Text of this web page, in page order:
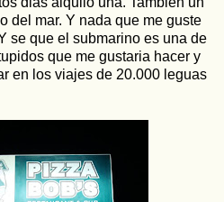
del mar. Y nada que me guste
se que el submarino es una de
que me gustaria hacer y
en los viajes de 20.000 leguas